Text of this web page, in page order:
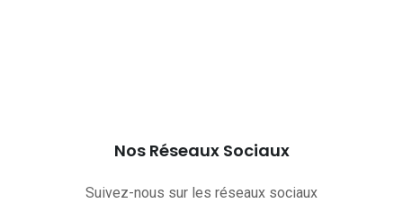
Nos Réseaux Sociaux
Suivez-nous sur les réseaux sociaux